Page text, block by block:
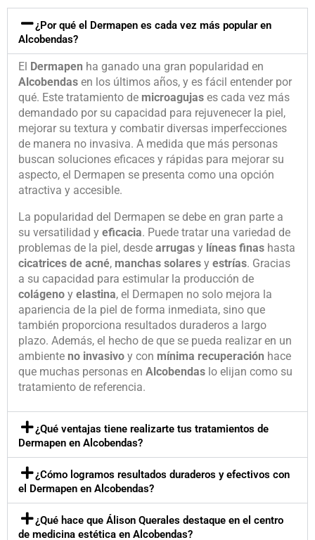
¿Por qué el Dermapen es cada vez más popular en
Alcobendas?
El Dermapen ha ganado una gran popularidad en
Alcobendas en los últimos años, y es fácil entender por
qué. Este tratamiento de microagujas es cada vez más
demandado por su capacidad para rejuvenecer la piel,
mejorar su textura y combatir diversas imperfecciones
de manera no invasiva. A medida que más personas
buscan soluciones eficaces y rápidas para mejorar su
aspecto, el Dermapen se presenta como una opción
atractiva y accesible.
La popularidad del Dermapen se debe en gran parte a
su versatilidad y eficacia. Puede tratar una variedad de
problemas de la piel, desde arrugas y líneas finas hasta
cicatrices de acné, manchas solares y estrías. Gracias
a su capacidad para estimular la producción de
colágeno y elastina, el Dermapen no solo mejora la
apariencia de la piel de forma inmediata, sino que
también proporciona resultados duraderos a largo
plazo. Además, el hecho de que se pueda realizar en un
ambiente no invasivo y con mínima recuperación hace
que muchas personas en Alcobendas lo elijan como su
tratamiento de referencia.
¿Qué ventajas tiene realizarte tus tratamientos de
Dermapen en Alcobendas?
¿Cómo logramos resultados duraderos y efectivos con
el Dermapen en Alcobendas?
¿Qué hace que Álison Querales destaque en el centro
de medicina estética en Alcobendas?